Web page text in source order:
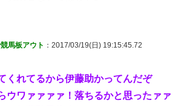
馬板アウト ：2017/03/19(日) 19:15:45.72
くれてるから伊藤助かってんだぞ
ウワァァァァ！落ちるかと思ったァァ